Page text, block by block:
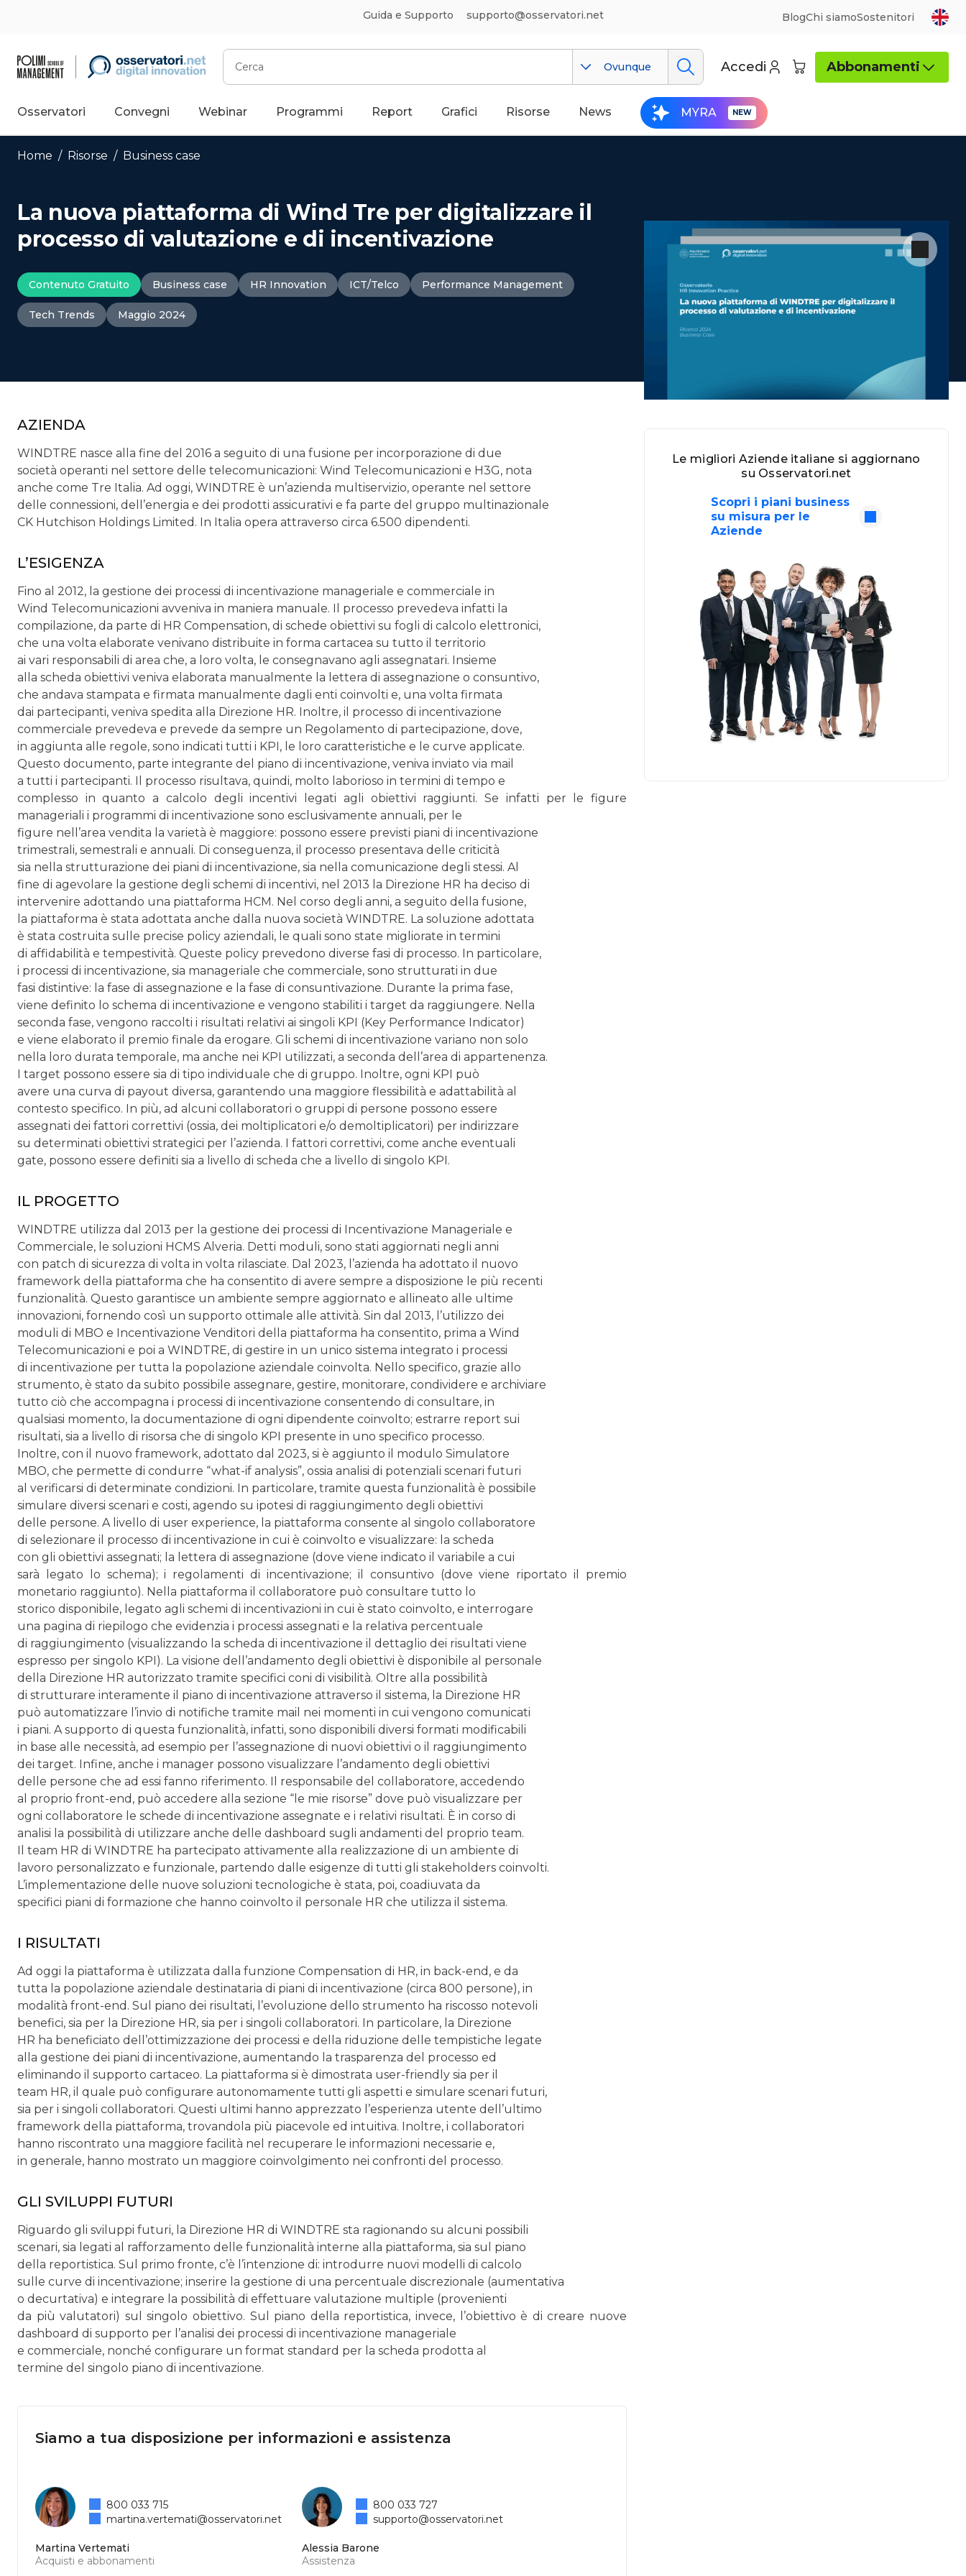
Guida e Supporto supporto@osservatori.net BlogChi siamoSostenitori
Cerca
Ovunque Accedi Abbonamenti
Osservatori Convegni Webinar Programmi Report Grafici Risorse News MYRA
Home / Risorse / Business case
La nuova piattaforma di Wind Tre per digitalizzare il
processo di valutazione e di incentivazione
Contenuto Gratuito Business case HR Innovation ICT/Telco Performance Management
Tech Trends Maggio 2024
AZIENDA
WINDTRE nasce alla fine del 2016 a seguito di una fusione per incorporazione di due
società operanti nel settore delle telecomunicazioni: Wind Telecomunicazioni e H3G, nota
anche come Tre Italia. Ad oggi, WINDTRE è un’azienda multiservizio, operante nel settore
delle connessioni, dell’energia e dei prodotti assicurativi e fa parte del gruppo multinazionale
CK Hutchison Holdings Limited. In Italia opera attraverso circa 6.500 dipendenti.
L’ESIGENZA
Fino al 2012, la gestione dei processi di incentivazione manageriale e commerciale in
Wind Telecomunicazioni avveniva in maniera manuale. Il processo prevedeva infatti la
compilazione, da parte di HR Compensation, di schede obiettivi su fogli di calcolo elettronici,
che una volta elaborate venivano distribuite in forma cartacea su tutto il territorio
ai vari responsabili di area che, a loro volta, le consegnavano agli assegnatari. Insieme
alla scheda obiettivi veniva elaborata manualmente la lettera di assegnazione o consuntivo,
che andava stampata e firmata manualmente dagli enti coinvolti e, una volta firmata
dai partecipanti, veniva spedita alla Direzione HR. Inoltre, il processo di incentivazione
commerciale prevedeva e prevede da sempre un Regolamento di partecipazione, dove,
in aggiunta alle regole, sono indicati tutti i KPI, le loro caratteristiche e le curve applicate.
Questo documento, parte integrante del piano di incentivazione, veniva inviato via mail
a tutti i partecipanti. Il processo risultava, quindi, molto laborioso in termini di tempo e
complesso in quanto a calcolo degli incentivi legati agli obiettivi raggiunti. Se infatti per le figure
manageriali i programmi di incentivazione sono esclusivamente annuali, per le
figure nell’area vendita la varietà è maggiore: possono essere previsti piani di incentivazione
trimestrali, semestrali e annuali. Di conseguenza, il processo presentava delle criticità
sia nella strutturazione dei piani di incentivazione, sia nella comunicazione degli stessi. Al
fine di agevolare la gestione degli schemi di incentivi, nel 2013 la Direzione HR ha deciso di
intervenire adottando una piattaforma HCM. Nel corso degli anni, a seguito della fusione,
la piattaforma è stata adottata anche dalla nuova società WINDTRE. La soluzione adottata
è stata costruita sulle precise policy aziendali, le quali sono state migliorate in termini
di affidabilità e tempestività. Queste policy prevedono diverse fasi di processo. In particolare,
i processi di incentivazione, sia manageriale che commerciale, sono strutturati in due
fasi distintive: la fase di assegnazione e la fase di consuntivazione. Durante la prima fase,
viene definito lo schema di incentivazione e vengono stabiliti i target da raggiungere. Nella
seconda fase, vengono raccolti i risultati relativi ai singoli KPI (Key Performance Indicator)
e viene elaborato il premio finale da erogare. Gli schemi di incentivazione variano non solo
nella loro durata temporale, ma anche nei KPI utilizzati, a seconda dell’area di appartenenza.
I target possono essere sia di tipo individuale che di gruppo. Inoltre, ogni KPI può
avere una curva di payout diversa, garantendo una maggiore flessibilità e adattabilità al
contesto specifico. In più, ad alcuni collaboratori o gruppi di persone possono essere
assegnati dei fattori correttivi (ossia, dei moltiplicatori e/o demoltiplicatori) per indirizzare
su determinati obiettivi strategici per l’azienda. I fattori correttivi, come anche eventuali
gate, possono essere definiti sia a livello di scheda che a livello di singolo KPI.
IL PROGETTO
WINDTRE utilizza dal 2013 per la gestione dei processi di Incentivazione Manageriale e
Commerciale, le soluzioni HCMS Alveria. Detti moduli, sono stati aggiornati negli anni
con patch di sicurezza di volta in volta rilasciate. Dal 2023, l’azienda ha adottato il nuovo
framework della piattaforma che ha consentito di avere sempre a disposizione le più recenti
funzionalità. Questo garantisce un ambiente sempre aggiornato e allineato alle ultime
innovazioni, fornendo così un supporto ottimale alle attività. Sin dal 2013, l’utilizzo dei
moduli di MBO e Incentivazione Venditori della piattaforma ha consentito, prima a Wind
Telecomunicazioni e poi a WINDTRE, di gestire in un unico sistema integrato i processi
di incentivazione per tutta la popolazione aziendale coinvolta. Nello specifico, grazie allo
strumento, è stato da subito possibile assegnare, gestire, monitorare, condividere e archiviare
tutto ciò che accompagna i processi di incentivazione consentendo di consultare, in
qualsiasi momento, la documentazione di ogni dipendente coinvolto; estrarre report sui
risultati, sia a livello di risorsa che di singolo KPI presente in uno specifico processo.
Inoltre, con il nuovo framework, adottato dal 2023, si è aggiunto il modulo Simulatore
MBO, che permette di condurre “what-if analysis”, ossia analisi di potenziali scenari futuri
al verificarsi di determinate condizioni. In particolare, tramite questa funzionalità è possibile
simulare diversi scenari e costi, agendo su ipotesi di raggiungimento degli obiettivi
delle persone. A livello di user experience, la piattaforma consente al singolo collaboratore
di selezionare il processo di incentivazione in cui è coinvolto e visualizzare: la scheda
con gli obiettivi assegnati; la lettera di assegnazione (dove viene indicato il variabile a cui
sarà legato lo schema); i regolamenti di incentivazione; il consuntivo (dove viene riportato il premio
monetario raggiunto). Nella piattaforma il collaboratore può consultare tutto lo
storico disponibile, legato agli schemi di incentivazioni in cui è stato coinvolto, e interrogare
una pagina di riepilogo che evidenzia i processi assegnati e la relativa percentuale
di raggiungimento (visualizzando la scheda di incentivazione il dettaglio dei risultati viene
espresso per singolo KPI). La visione dell’andamento degli obiettivi è disponibile al personale
della Direzione HR autorizzato tramite specifici coni di visibilità. Oltre alla possibilità
di strutturare interamente il piano di incentivazione attraverso il sistema, la Direzione HR
può automatizzare l’invio di notifiche tramite mail nei momenti in cui vengono comunicati
i piani. A supporto di questa funzionalità, infatti, sono disponibili diversi formati modificabili
in base alle necessità, ad esempio per l’assegnazione di nuovi obiettivi o il raggiungimento
dei target. Infine, anche i manager possono visualizzare l’andamento degli obiettivi
delle persone che ad essi fanno riferimento. Il responsabile del collaboratore, accedendo
al proprio front-end, può accedere alla sezione “le mie risorse” dove può visualizzare per
ogni collaboratore le schede di incentivazione assegnate e i relativi risultati. È in corso di
analisi la possibilità di utilizzare anche delle dashboard sugli andamenti del proprio team.
Il team HR di WINDTRE ha partecipato attivamente alla realizzazione di un ambiente di
lavoro personalizzato e funzionale, partendo dalle esigenze di tutti gli stakeholders coinvolti.
L’implementazione delle nuove soluzioni tecnologiche è stata, poi, coadiuvata da
specifici piani di formazione che hanno coinvolto il personale HR che utilizza il sistema.
I RISULTATI
Ad oggi la piattaforma è utilizzata dalla funzione Compensation di HR, in back-end, e da
tutta la popolazione aziendale destinataria di piani di incentivazione (circa 800 persone), in
modalità front-end. Sul piano dei risultati, l’evoluzione dello strumento ha riscosso notevoli
benefici, sia per la Direzione HR, sia per i singoli collaboratori. In particolare, la Direzione
HR ha beneficiato dell’ottimizzazione dei processi e della riduzione delle tempistiche legate
alla gestione dei piani di incentivazione, aumentando la trasparenza del processo ed
eliminando il supporto cartaceo. La piattaforma si è dimostrata user-friendly sia per il
team HR, il quale può configurare autonomamente tutti gli aspetti e simulare scenari futuri,
sia per i singoli collaboratori. Questi ultimi hanno apprezzato l’esperienza utente dell’ultimo
framework della piattaforma, trovandola più piacevole ed intuitiva. Inoltre, i collaboratori
hanno riscontrato una maggiore facilità nel recuperare le informazioni necessarie e,
in generale, hanno mostrato un maggiore coinvolgimento nei confronti del processo.
GLI SVILUPPI FUTURI
Riguardo gli sviluppi futuri, la Direzione HR di WINDTRE sta ragionando su alcuni possibili
scenari, sia legati al rafforzamento delle funzionalità interne alla piattaforma, sia sul piano
della reportistica. Sul primo fronte, c’è l’intenzione di: introdurre nuovi modelli di calcolo
sulle curve di incentivazione; inserire la gestione di una percentuale discrezionale (aumentativa
o decurtativa) e integrare la possibilità di effettuare valutazione multiple (provenienti
da più valutatori) sul singolo obiettivo. Sul piano della reportistica, invece, l’obiettivo è di creare nuove
dashboard di supporto per l’analisi dei processi di incentivazione manageriale
e commerciale, nonché configurare un format standard per la scheda prodotta al
termine del singolo piano di incentivazione.
Siamo a tua disposizione per informazioni e assistenza
Martina Vertemati
Acquisti e abbonamenti
800 033 715
martina.vertemati@osservatori.net
Alessia Barone
Assistenza
800 033 727
supporto@osservatori.net
Le migliori Aziende italiane si aggiornano
su Osservatori.net
Scopri i piani business
su misura per le
Aziende